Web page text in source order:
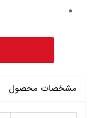
مشخصات محصول